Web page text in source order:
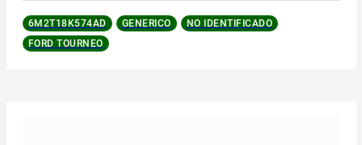
6M2T18K574AD GENERICO
NO IDENTIFICADO
FORD TOURNEO